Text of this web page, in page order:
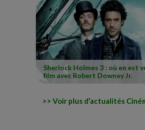
Sherlock Holmes 3 : où en est
film avec Robert Downey Jr.
Voir plus d’actualités